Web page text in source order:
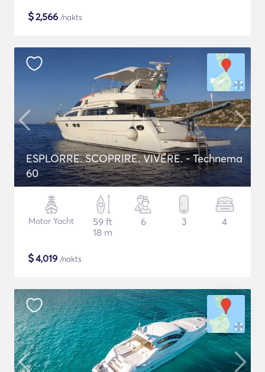
$2,566 /nakts
ESPLORRE. SCOPRIRE. VIVERE. - Technema
60
Motor Yacht
59 ft
18 m
6 3 4
$4,019 /nakts